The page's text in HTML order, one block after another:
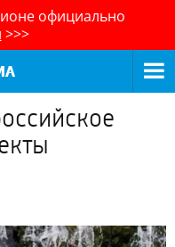
официально
>>>